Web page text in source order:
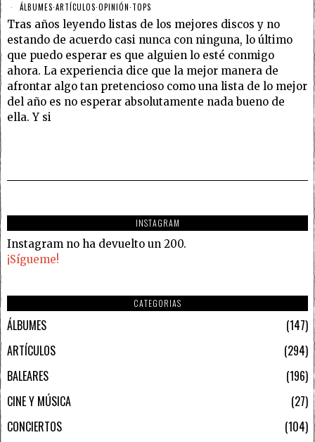
ÁLBUMES·ARTÍCULOS·OPINIÓN·TOPS
Tras años leyendo listas de los mejores discos y no
estando de acuerdo casi nunca con ninguna, lo último
que puedo esperar es que alguien lo esté conmigo
ahora. La experiencia dice que la mejor manera de
afrontar algo tan pretencioso como una lista de lo mejor
del año es no esperar absolutamente nada bueno de
ella. Y si
INSTAGRAM
Instagram no ha devuelto un 200.
¡Sígueme!
CATEGORIAS
ÁLBUMES
147
ARTÍCULOS
294
BALEARES
196
CINE Y MÚSICA
27
CONCIERTOS
104